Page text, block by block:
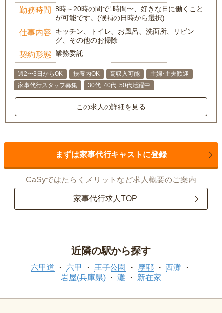
勤務時間
8時～20時の間で1時間〜、好きな日に働くこと
が可能です。(候補の日時から選択)
仕事内容
キッチン、トイレ、お風呂、洗面所、リビン
グ、その他のお掃除
契約形態 業務委託
週2〜3日からOK 扶養内OK 高収入可能
主婦･主夫歓迎
家事代行スタッフ募集
30代･40代･50代活躍中
この求人の詳細を見る
まずは家事代行キャストに登録
CaSyではたらくメリットなど求人概要のご案内
家事代行求人TOP
近隣の駅から探す
六甲道 六甲 王子公園 摩耶
西灘
岩屋(兵庫県)
灘 新在家